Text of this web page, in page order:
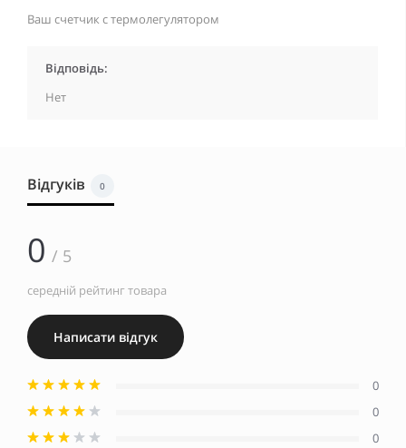
Ваш счетчик с термолегулятором
Відповідь:
Нет
Відгуків 0
0 / 5
середній рейтинг товара
Написати відгук
0
0
0